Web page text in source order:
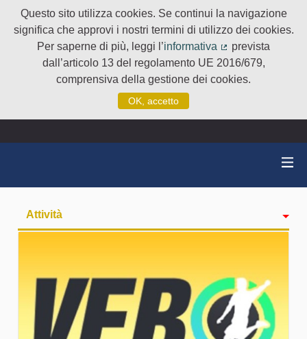
Questo sito utilizza cookies. Se continui la navigazione
significa che approvi i nostri termini di utilizzo dei cookies.
Per saperne di più, leggi l’informativa
(Collegamento
prevista
dall’articolo 13 del regolamento UE 2016/679,
comprensiva della gestione dei cookies.
OK, accetto
Attività
Followers
gruppi